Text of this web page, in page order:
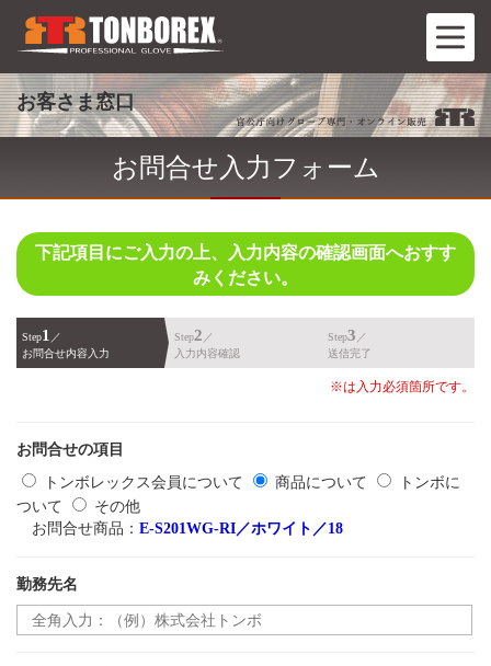
お客さま窓口
お問合せ入力フォーム
下記項目にご入力の上、入力内容の確認画面へおすす
みください。
Step1 ／
お問合せ内容入力
Step2 ／
入力内容確認
Step3 ／
送信完了
※は入力必須箇所です。
お問合せの項目
トンボレックス会員について
商品について
トンボに
ついて
その他
お問合せ商品： E-S201WG-RI／ホワイト／18
勤務先名